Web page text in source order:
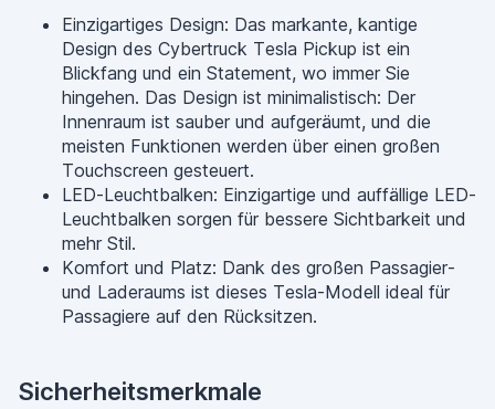
Einzigartiges Design: Das markante, kantige
Design des Cybertruck Tesla Pickup ist ein
Blickfang und ein Statement, wo immer Sie
hingehen. Das Design ist minimalistisch: Der
Innenraum ist sauber und aufgeräumt, und die
meisten Funktionen werden über einen großen
Touchscreen gesteuert.
LED-Leuchtbalken: Einzigartige und auffällige LED-
Leuchtbalken sorgen für bessere Sichtbarkeit und
mehr Stil.
Komfort und Platz: Dank des großen Passagier-
und Laderaums ist dieses Tesla-Modell ideal für
Passagiere auf den Rücksitzen.
Sicherheitsmerkmale